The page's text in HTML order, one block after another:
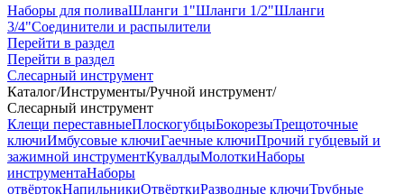
Наборы для поливаШланги 1"Шланги 1/2"Шланги
3/4"Соединители и распылители
Перейти в раздел
Перейти в раздел
Слесарный инструмент
Каталог/Инструменты/Ручной инструмент/
Слесарный инструмент
Клещи переставныеПлоскогубцыБокорезыТрещоточные
ключиИмбусовые ключиГаечные ключиПрочий губцевый и
зажимной инструментКувалдыМолоткиНаборы
инструментаНаборы
отвёртокНапильникиОтвёрткиРазводные ключиТрубные